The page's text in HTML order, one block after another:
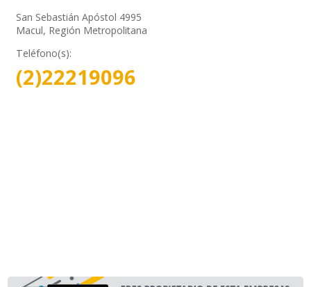
San Sebastián Apóstol 4995
Macul, Región Metropolitana
Teléfono(s):
(2)22219096